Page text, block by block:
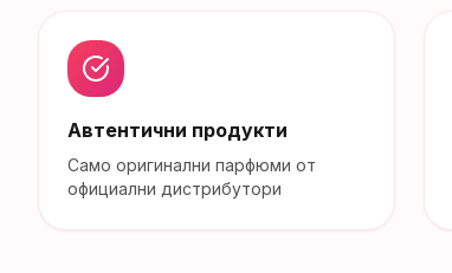
Автентични продукти
Само оригинални парфюми от
официални дистрибутори